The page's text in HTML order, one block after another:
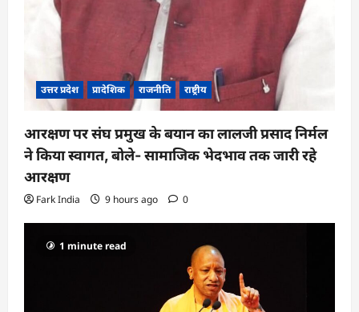
उत्तर प्रदेश प्रादेशिक राजनीति राष्ट्रीय
आरक्षण पर संघ प्रमुख के बयान का लालजी प्रसाद निर्मल
ने किया स्वागत, बोले- सामाजिक भेदभाव तक जारी रहे
आरक्षण
Fark India 9 hours ago 0
1 minute read